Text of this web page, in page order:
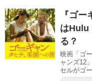
『ゴ
はHulu
る？
映画「ゴ
ャンズ12
セルがゴ